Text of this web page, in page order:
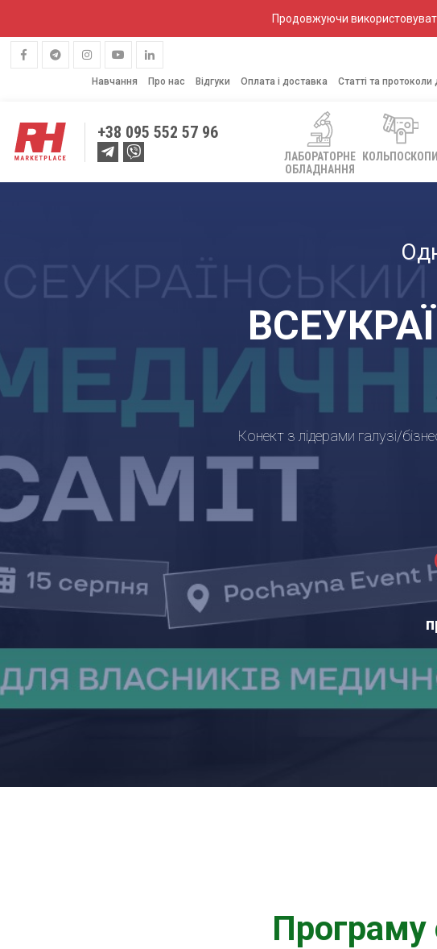
Продовжуючи
Навчання Про нас Відгуки Оплата і доставка Статті та протоколи
+38 095 552 57 96
ЛАБОРАТОРНЕ
ОБЛАДНАННЯ
КОЛЬПОСКОПИ
Конект з лідерами галузі/
Програму